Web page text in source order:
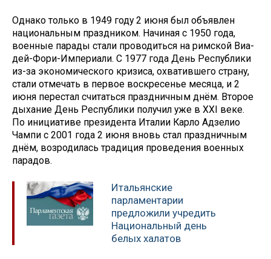
Однако только в 1949 году 2 июня был объявлен
национальным праздником. Начиная с 1950 года,
военные парады стали проводиться на римской Виа-
дей-Фори-Империали. С 1977 года День Республики
из-за экономического кризиса, охватившего страну,
стали отмечать в первое воскресенье месяца, и 2
июня перестал считаться праздничным днём. Второе
дыхание День Республики получил уже в ХХI веке.
По инициативе президента Италии Карло Адзелио
Чампи с 2001 года 2 июня вновь стал праздничным
днём, возродилась традиция проведения военных
парадов.
Итальянские
парламентарии
предложили учредить
Национальный день
белых халатов